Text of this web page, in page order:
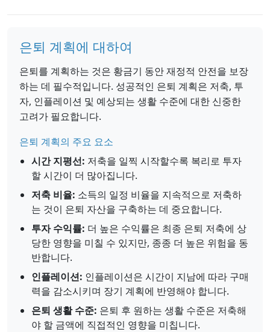
은퇴 계획에 대하여
은퇴를 계획하는 것은 황금기 동안 재정적 안전을 보장
하는 데 필수적입니다. 성공적인 은퇴 계획은 저축, 투
자, 인플레이션 및 예상되는 생활 수준에 대한 신중한
고려가 필요합니다.
은퇴 계획의 주요 요소
시간 지평선: 저축을 일찍 시작할수록 복리로 투자
할 시간이 더 많아집니다.
저축 비율: 소득의 일정 비율을 지속적으로 저축하
는 것이 은퇴 자산을 구축하는 데 중요합니다.
투자 수익률: 더 높은 수익률은 최종 은퇴 저축에 상
당한 영향을 미칠 수 있지만, 종종 더 높은 위험을 동
반합니다.
인플레이션: 인플레이션은 시간이 지남에 따라 구매
력을 감소시키며 장기 계획에 반영해야 합니다.
은퇴 생활 수준: 은퇴 후 원하는 생활 수준은 저축해
야 할 금액에 직접적인 영향을 미칩니다.